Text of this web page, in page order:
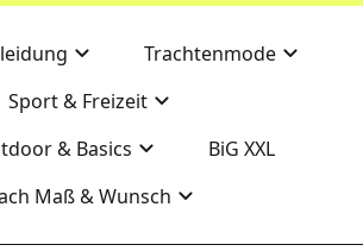
Trachtenmode
Sport & Freizeit
& Basics
BiG XXL
Maß & Wunsch